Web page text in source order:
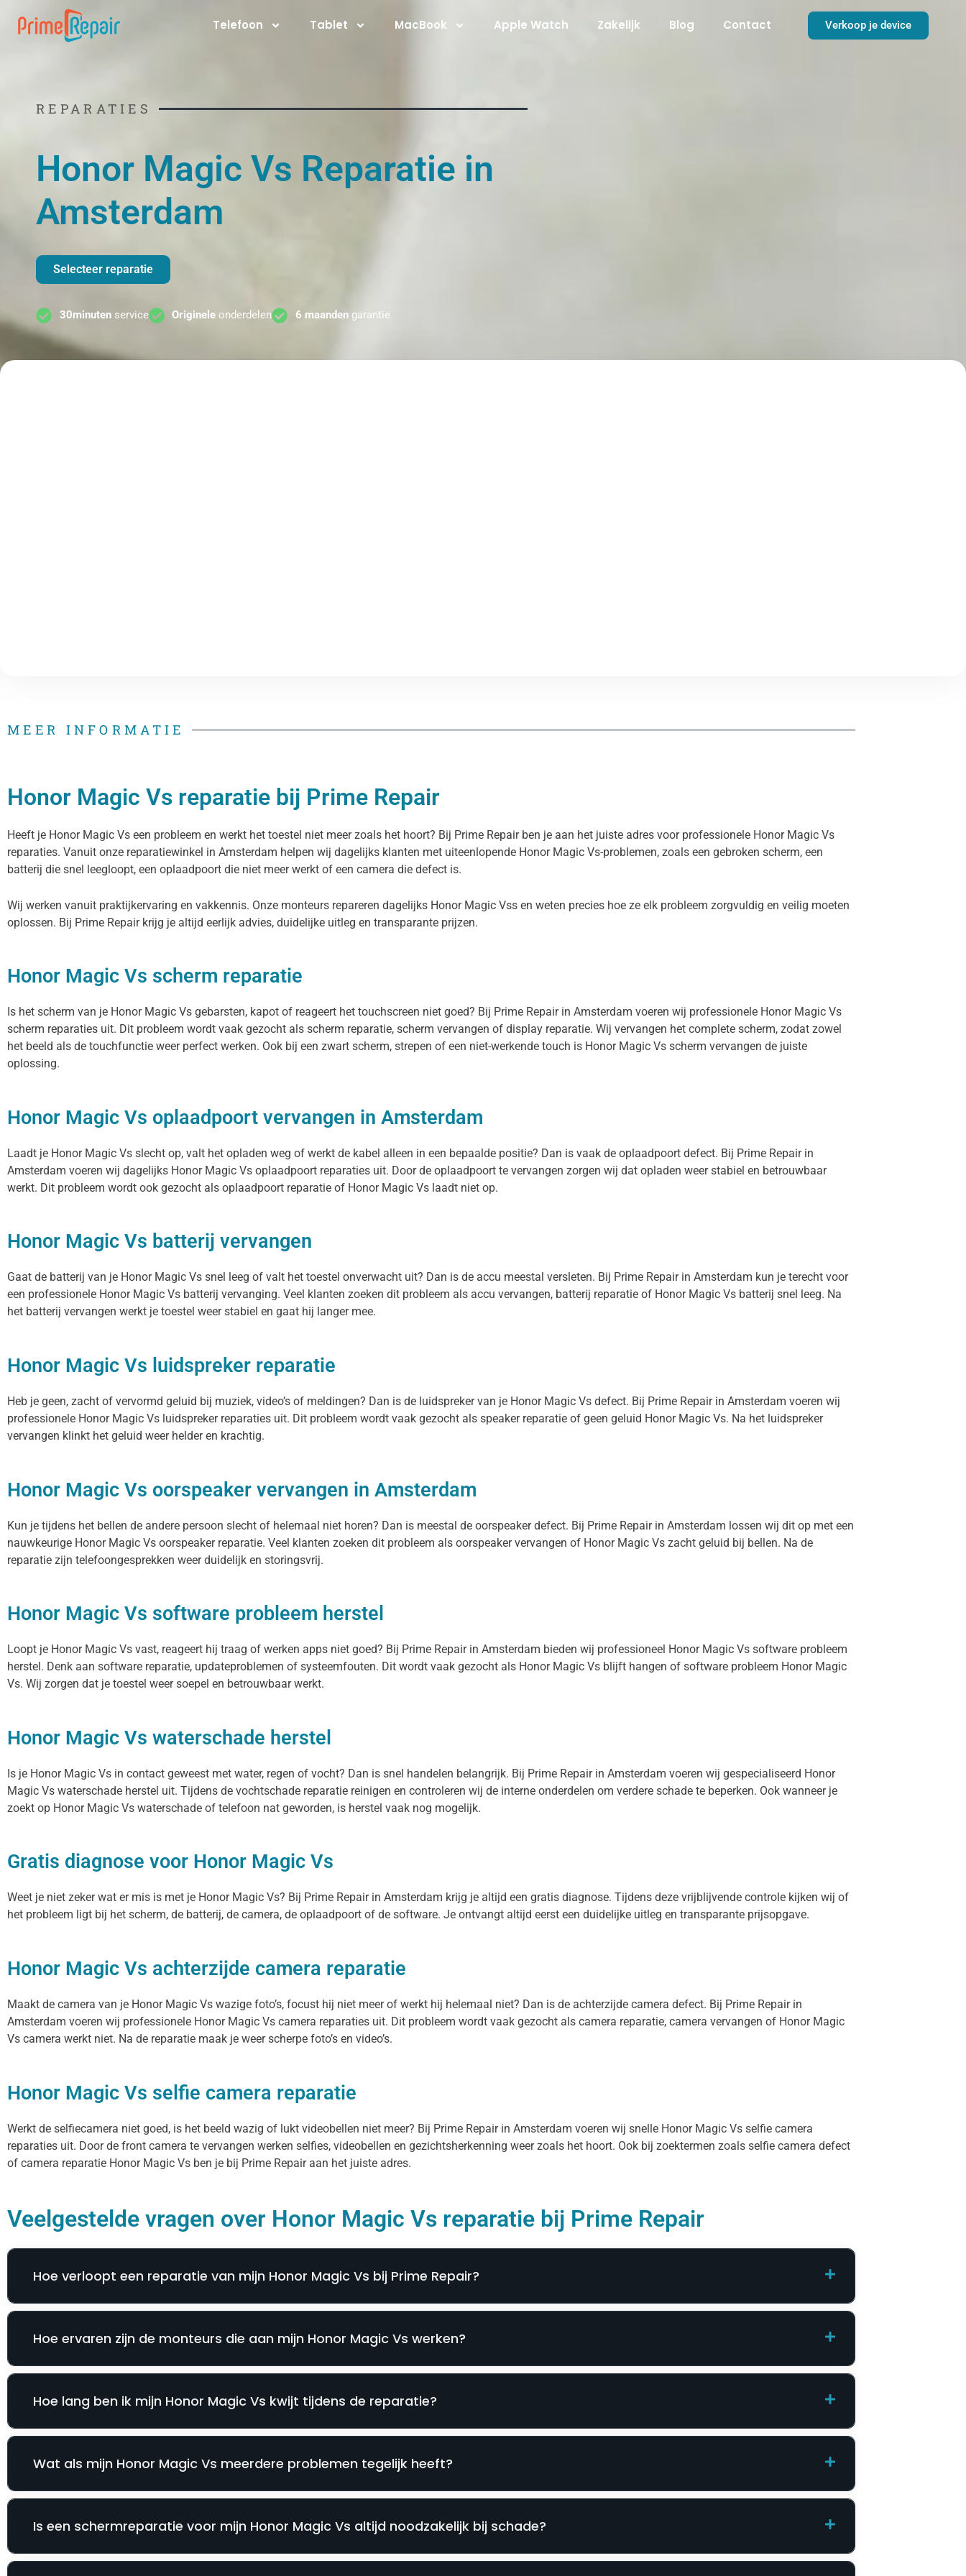
naar
Telefoon Tablet MacBook Apple Watch Zakelijk Blog Contact Verkoop je device
REPARATIES
Honor Magic Vs Reparatie in
Amsterdam
Selecteer reparatie
30minutenservice Originele onderdelen 6 maandengarantie
MEER INFORMATIE
Honor Magic Vs reparatie bij Prime Repair
Heeft je Honor Magic Vs een probleem en werkt het toestel niet meer zoals het hoort? Bij Prime Repair ben je aan het juiste adres voor professionele Honor Magic Vs
reparaties. Vanuit onze reparatiewinkel in Amsterdam helpen wij dagelijks klanten met uiteenlopende Honor Magic Vs-problemen, zoals een gebroken scherm, een
batterij die snel leegloopt, een oplaadpoort die niet meer werkt of een camera die defect is.
Wij werken vanuit praktijkervaring en vakkennis. Onze monteurs repareren dagelijks Honor Magic Vss en weten precies hoe ze elk probleem zorgvuldig en veilig moeten
oplossen. Bij Prime Repair krijg je altijd eerlijk advies, duidelijke uitleg en transparante prijzen.
Honor Magic Vs scherm reparatie
Is het scherm van je Honor Magic Vs gebarsten, kapot of reageert het touchscreen niet goed? Bij Prime Repair in Amsterdam voeren wij professionele Honor Magic Vs
scherm reparaties uit. Dit probleem wordt vaak gezocht als scherm reparatie, scherm vervangen of display reparatie. Wij vervangen het complete scherm, zodat zowel
het beeld als de touchfunctie weer perfect werken. Ook bij een zwart scherm, strepen of een niet-werkende touch is Honor Magic Vs scherm vervangen de juiste
oplossing.
Honor Magic Vs oplaadpoort vervangen in Amsterdam
Laadt je Honor Magic Vs slecht op, valt het opladen weg of werkt de kabel alleen in een bepaalde positie? Dan is vaak de oplaadpoort defect. Bij Prime Repair in
Amsterdam voeren wij dagelijks Honor Magic Vs oplaadpoort reparaties uit. Door de oplaadpoort te vervangen zorgen wij dat opladen weer stabiel en betrouwbaar
werkt. Dit probleem wordt ook gezocht als oplaadpoort reparatie of Honor Magic Vs laadt niet op.
Honor Magic Vs batterij vervangen
Gaat de batterij van je Honor Magic Vs snel leeg of valt het toestel onverwacht uit? Dan is de accu meestal versleten. Bij Prime Repair in Amsterdam kun je terecht voor
een professionele Honor Magic Vs batterij vervanging. Veel klanten zoeken dit probleem als accu vervangen, batterij reparatie of Honor Magic Vs batterij snel leeg. Na
het batterij vervangen werkt je toestel weer stabiel en gaat hij langer mee.
Honor Magic Vs luidspreker reparatie
Heb je geen, zacht of vervormd geluid bij muziek, video’s of meldingen? Dan is de luidspreker van je Honor Magic Vs defect. Bij Prime Repair in Amsterdam voeren wij
professionele Honor Magic Vs luidspreker reparaties uit. Dit probleem wordt vaak gezocht als speaker reparatie of geen geluid Honor Magic Vs. Na het luidspreker
vervangen klinkt het geluid weer helder en krachtig.
Honor Magic Vs oorspeaker vervangen in Amsterdam
Kun je tijdens het bellen de andere persoon slecht of helemaal niet horen? Dan is meestal de oorspeaker defect. Bij Prime Repair in Amsterdam lossen wij dit op met een
nauwkeurige Honor Magic Vs oorspeaker reparatie. Veel klanten zoeken dit probleem als oorspeaker vervangen of Honor Magic Vs zacht geluid bij bellen. Na de
reparatie zijn telefoongesprekken weer duidelijk en storingsvrij.
Honor Magic Vs software probleem herstel
Loopt je Honor Magic Vs vast, reageert hij traag of werken apps niet goed? Bij Prime Repair in Amsterdam bieden wij professioneel Honor Magic Vs software probleem
herstel. Denk aan software reparatie, updateproblemen of systeemfouten. Dit wordt vaak gezocht als Honor Magic Vs blijft hangen of software probleem Honor Magic
Vs. Wij zorgen dat je toestel weer soepel en betrouwbaar werkt.
Honor Magic Vs waterschade herstel
Is je Honor Magic Vs in contact geweest met water, regen of vocht? Dan is snel handelen belangrijk. Bij Prime Repair in Amsterdam voeren wij gespecialiseerd Honor
Magic Vs waterschade herstel uit. Tijdens de vochtschade reparatie reinigen en controleren wij de interne onderdelen om verdere schade te beperken. Ook wanneer je
zoekt op Honor Magic Vs waterschade of telefoon nat geworden, is herstel vaak nog mogelijk.
Gratis diagnose voor Honor Magic Vs
Weet je niet zeker wat er mis is met je Honor Magic Vs? Bij Prime Repair in Amsterdam krijg je altijd een gratis diagnose. Tijdens deze vrijblijvende controle kijken wij of
het probleem ligt bij het scherm, de batterij, de camera, de oplaadpoort of de software. Je ontvangt altijd eerst een duidelijke uitleg en transparante prijsopgave.
Honor Magic Vs achterzijde camera reparatie
Maakt de camera van je Honor Magic Vs wazige foto’s, focust hij niet meer of werkt hij helemaal niet? Dan is de achterzijde camera defect. Bij Prime Repair in
Amsterdam voeren wij professionele Honor Magic Vs camera reparaties uit. Dit probleem wordt vaak gezocht als camera reparatie, camera vervangen of Honor Magic
Vs camera werkt niet. Na de reparatie maak je weer scherpe foto’s en video’s.
Honor Magic Vs selfie camera reparatie
Werkt de selfiecamera niet goed, is het beeld wazig of lukt videobellen niet meer? Bij Prime Repair in Amsterdam voeren wij snelle Honor Magic Vs selfie camera
reparaties uit. Door de front camera te vervangen werken selfies, videobellen en gezichtsherkenning weer zoals het hoort. Ook bij zoektermen zoals selfie camera defect
of camera reparatie Honor Magic Vs ben je bij Prime Repair aan het juiste adres.
Veelgestelde vragen over Honor Magic Vs reparatie bij Prime Repair
Hoe verloopt een reparatie van mijn Honor Magic Vs bij Prime Repair?
Hoe ervaren zijn de monteurs die aan mijn Honor Magic Vs werken?
Hoe lang ben ik mijn Honor Magic Vs kwijt tijdens de reparatie?
Wat als mijn Honor Magic Vs meerdere problemen tegelijk heeft?
Is een schermreparatie voor mijn Honor Magic Vs altijd noodzakelijk bij schade?